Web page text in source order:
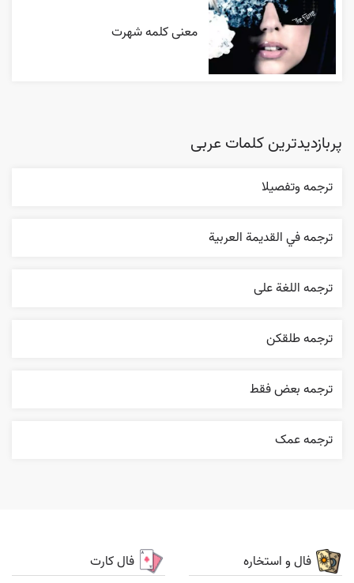
معنی کلمه شهرت
پربازدیدترین کلمات عربی
ترجمه وتفصيلا
ترجمه في القديمة العربية
ترجمه اللغة علی
ترجمه طلقکن
ترجمه بعض فقط
ترجمه عمک
فال و استخاره فال کارت